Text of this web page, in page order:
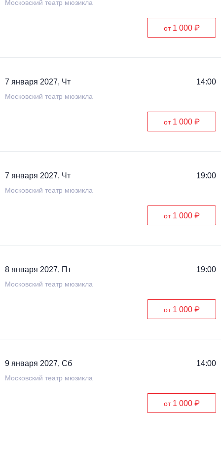
Московский театр мюзикла
от 1 000 ₽
7 января 2027, Чт 14:00
Московский театр мюзикла
от 1 000 ₽
7 января 2027, Чт 19:00
Московский театр мюзикла
от 1 000 ₽
8 января 2027, Пт 19:00
Московский театр мюзикла
от 1 000 ₽
9 января 2027, Сб 14:00
Московский театр мюзикла
от 1 000 ₽